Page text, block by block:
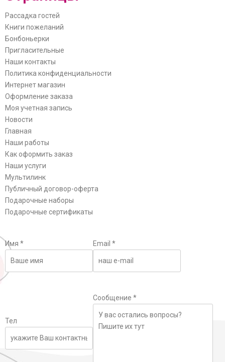
Рассадка гостей
Книги пожеланий
Бонбоньерки
Пригласительные
Наши контакты
Политика конфиденциальности
Интернет магазин
Оформление заказа
Моя учетная запись
Новости
Главная
Наши работы
Как оформить заказ
Наши услуги
Мультилинк
Публичный договор-оферта
Подарочные наборы
Подарочные сертификаты
Имя * Email *
Тел
Сообщение *